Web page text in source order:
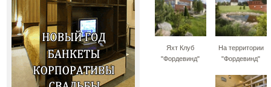
Яхт Клуб
"Фордевинд"
На территории
"Фордевинд"